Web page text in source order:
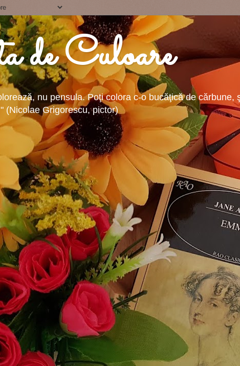
de Culoare
nu pensula. Poţi colora c-o bucăţică de
(Nicolae Grigorescu, pictor)